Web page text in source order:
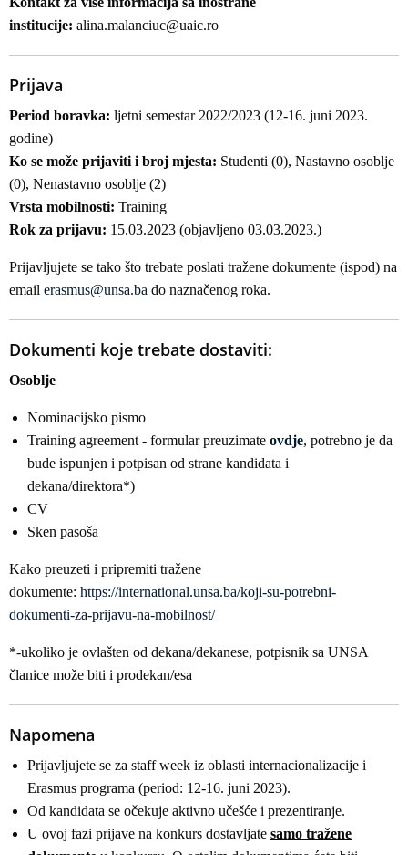
institucije: alina.malanciuc@uaic.ro
Prijava
Period boravka: ljetni semestar 2022/2023 (12-16. juni 2023.
godine)
Ko se može prijaviti i broj mjesta: Studenti (0), Nastavno osoblje
(0), Nenastavno osoblje (2)
Vrsta mobilnosti: Training
Rok za prijavu: 15.03.2023 (objavljeno 03.03.2023.)
Prijavljujete se tako što trebate poslati tražene dokumente (ispod) na
email erasmus@unsa.ba do naznačenog roka.
Dokumenti koje trebate dostaviti:
Osoblje
Nominacijsko pismo
Training agreement - formular preuzimate ovdje, potrebno je da
bude ispunjen i potpisan od strane kandidata i
dekana/direktora*)
CV
Sken pasoša
Kako preuzeti i pripremiti tražene
dokumente: https://international.unsa.ba/koji-su-potrebni-
dokumenti-za-prijavu-na-mobilnost/
*-ukoliko je ovlašten od dekana/dekanese, potpisnik sa UNSA
članice može biti i prodekan/esa
Napomena
Prijavljujete se za staff week iz oblasti internacionalizacije i
Erasmus programa (period: 12-16. juni 2023).
Od kandidata se očekuje aktivno učešće i prezentiranje.
U ovoj fazi prijave na konkurs dostavljate samo tražene